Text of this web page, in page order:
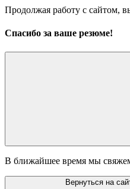
Продолжая работу с сайтом,
Спасибо за ваше резюме!
В ближайшее время мы
Вернуться на